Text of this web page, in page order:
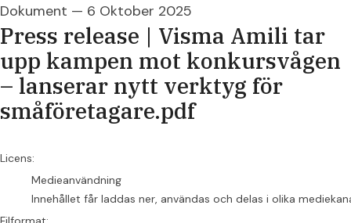
Dokument — 6 Oktober 2025
Press release | Visma Amili tar
upp kampen mot konkursvågen
– lanserar nytt verktyg för
småföretagare.pdf
go to media item
Licens:
Medieanvändning
Innehållet får laddas ner, användas och delas i olika